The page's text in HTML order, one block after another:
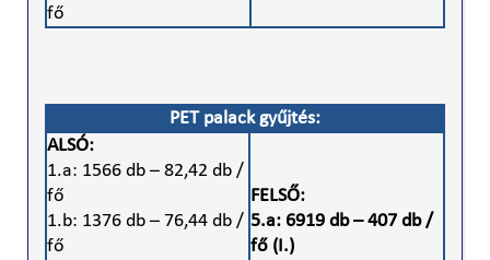
fő
PET palack gyűjtés:
ALSÓ:
1.a: 1566 db – 82,42 db /
fő
1.b: 1376 db – 76,44 db /
fő
FELSŐ:
5.a: 6919 db – 407 db /
fő (I.)